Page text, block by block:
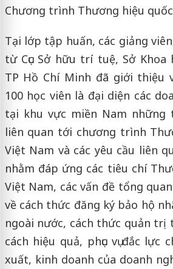
Chương trình Thương hiệu
Tại lớp tập huấn, các giảng
từ Cục Sở hữu trí tuệ, Sở Khoa
TP Hồ Chí Minh đã giới thiệu
100 học viên là đại diện các
tại khu vực miền Nam
liên quan tới chương trình
Việt Nam và các yêu cầu liên
nhằm đáp ứng các tiêu chí
Việt Nam, các vấn đề tổng
về cách thức đăng ký bảo hộ
ngoài nước, cách thức quản
cách hiệu quả, phục vụ đắc lực
xuất, kinh doanh của doanh